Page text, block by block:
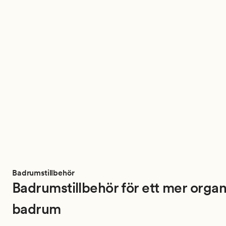
Badrumstillbehör
Badrumstillbehör för ett mer
badrum